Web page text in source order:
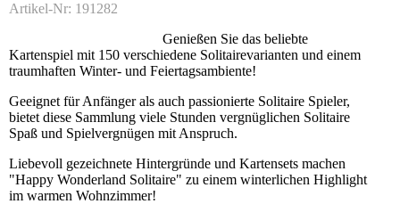
Artikel-Nr: 191282
Genießen Sie das beliebte
Kartenspiel mit 150 verschiedene Solitairevarianten und einem
traumhaften Winter- und Feiertagsambiente!
Geeignet für Anfänger als auch passionierte Solitaire Spieler,
bietet diese Sammlung viele Stunden vergnüglichen Solitaire
Spaß und Spielvergnügen mit Anspruch.
Liebevoll gezeichnete Hintergründe und Kartensets machen
"Happy Wonderland Solitaire" zu einem winterlichen Highlight
im warmen Wohnzimmer!